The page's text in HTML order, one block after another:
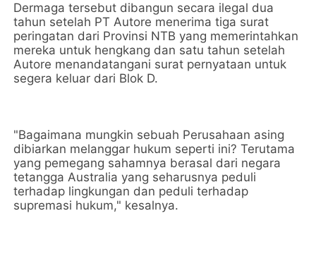
Dermaga tersebut dibangun secara ilegal dua
tahun setelah PT Autore menerima tiga surat
peringatan dari Provinsi NTB yang memerintahkan
mereka untuk hengkang dan satu tahun setelah
Autore menandatangani surat pernyataan untuk
segera keluar dari Blok D.
"Bagaimana mungkin sebuah Perusahaan asing
dibiarkan melanggar hukum seperti ini? Terutama
yang pemegang sahamnya berasal dari negara
tetangga Australia yang seharusnya peduli
terhadap lingkungan dan peduli terhadap
supremasi hukum," kesalnya.